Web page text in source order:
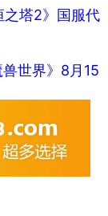
塔2》国服代
世界》8月15